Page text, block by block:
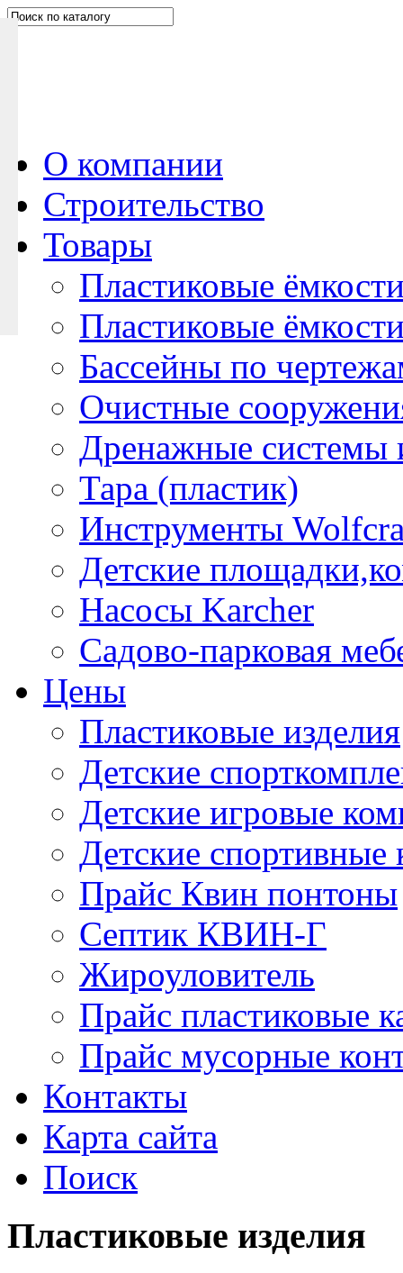
О компании
Строительство
Товары
Пластиковые
Пластиковые
Бассейны по
Очистные
Дренажные системы
Тара (пластик)
Инструменты
Детские
Насосы Karcher
Садово-парковая
Цены
Пластиковые изделия
Детские
Детские игровые
Детские спортивные
Прайс Квин понтоны
Септик КВИН-Г
Жироуловитель
Прайс пластиковые
Прайс мусорные
Контакты
Карта сайта
Поиск
Пластиковые изделия